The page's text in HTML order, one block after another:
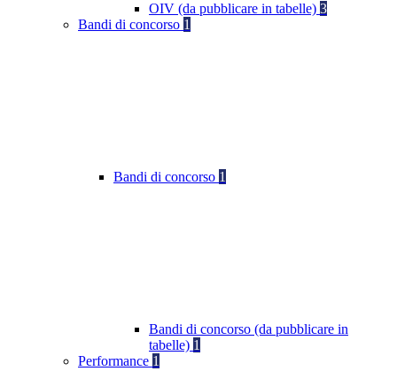
OIV (da pubblicare in tabelle) 3
Bandi di concorso 1
Bandi di concorso 1
Bandi di concorso (da pubblicare in
tabelle) 1
Performance 1